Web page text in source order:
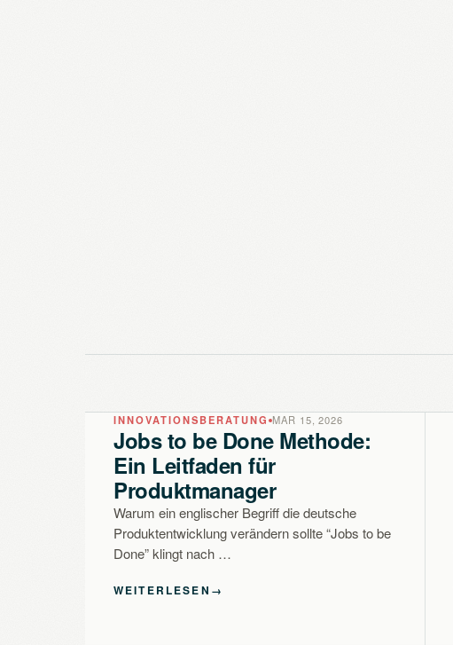
INNOVATIONSBERATUNG MAR 15, 2026
Jobs to be Done Methode:
Ein Leitfaden für
Produktmanager
Warum ein englischer Begriff die deutsche
Produktentwicklung verändern sollte “Jobs to be
Done” klingt nach …
WEITERLESEN →